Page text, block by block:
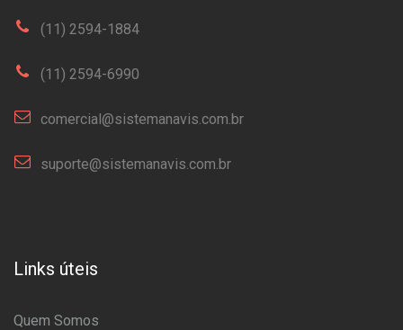
(11) 2594-1884
(11) 2594-6990
comercial@sistemanavis.com.br
suporte@sistemanavis.com.br
Links úteis
Quem Somos